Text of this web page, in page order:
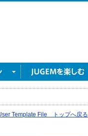
Template File トップへ戻る